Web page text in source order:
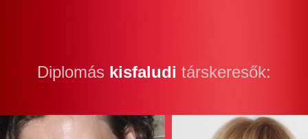
Diplomás kisfaludi társkeresők: